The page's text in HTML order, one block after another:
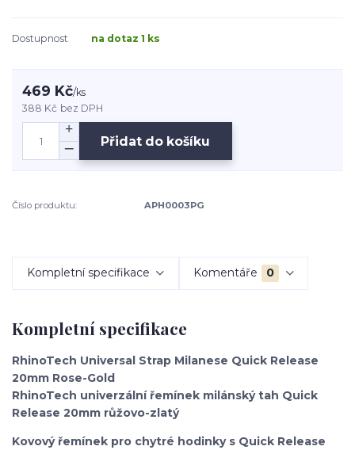
Dostupnost na dotaz 1 ks
469 Kč/ks
388 Kč bez DPH
Přidat do košíku
Číslo produktu: APH0003PG
Kompletní specifikace Komentáře 0
Kompletní specifikace
RhinoTech Universal Strap Milanese Quick Release
20mm Rose-Gold
RhinoTech univerzální řemínek milánský tah Quick
Release 20mm růžovo-zlatý
Kovový řemínek pro chytré hodinky s Quick Release